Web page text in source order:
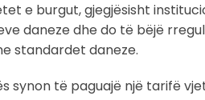
e burgut, gjegjësisht
daneze dhe do të bëjë
standardet daneze.
synon të paguajë një tarifë